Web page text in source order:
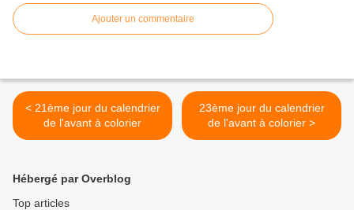
Ajouter un commentaire
< 21ème jour du calendrier
de l'avant à colorier
23ème jour du calendrier
de l'avant à colorier >
Hébergé par Overblog
Top articles